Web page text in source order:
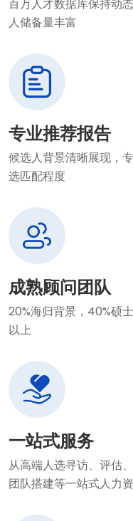
百万人才数据库保持动
人储备量丰富
专业推荐报告
候选人背景清晰展现，
选匹配程度
成熟顾问团队
20%海归背景，40%硕
以上
一站式服务
从高端人选寻访、评估
团队搭建等一站式人力